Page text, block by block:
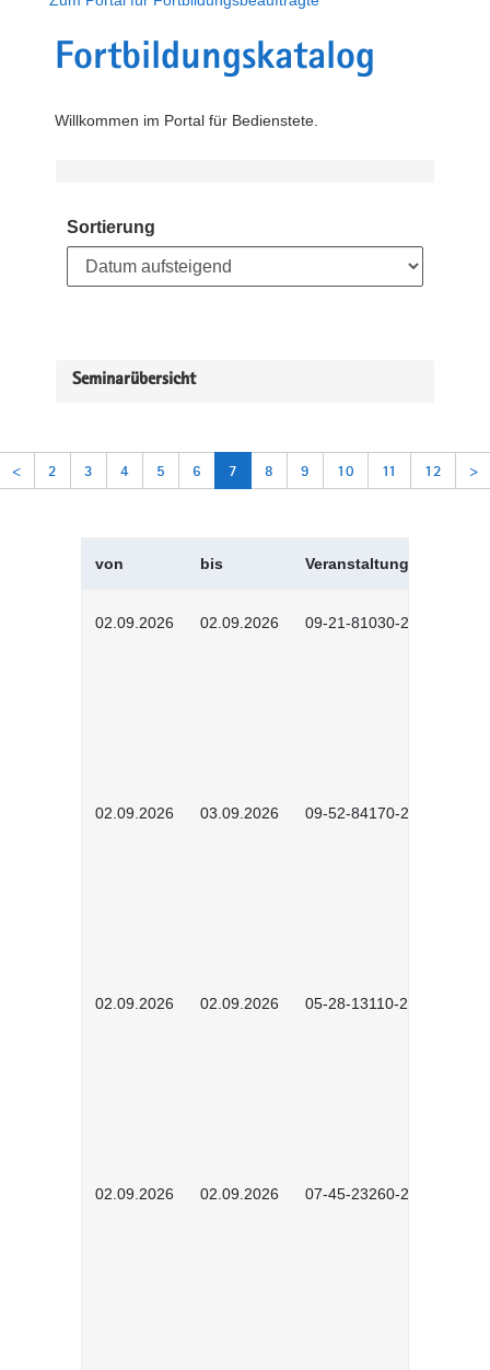
Fortbildungskatalog
Willkommen im Portal für Bedienstete.
Sortierung
Seminarübersicht
< 2 3 4 5 6 7 8 9 10 11 12 >
von bis Veranstaltungskürzel
02.09.2026 02.09.2026 09-21-81030-2601
02.09.2026 03.09.2026 09-52-84170-2602
02.09.2026 02.09.2026 05-28-13110-2605
02.09.2026 02.09.2026 07-45-23260-2601